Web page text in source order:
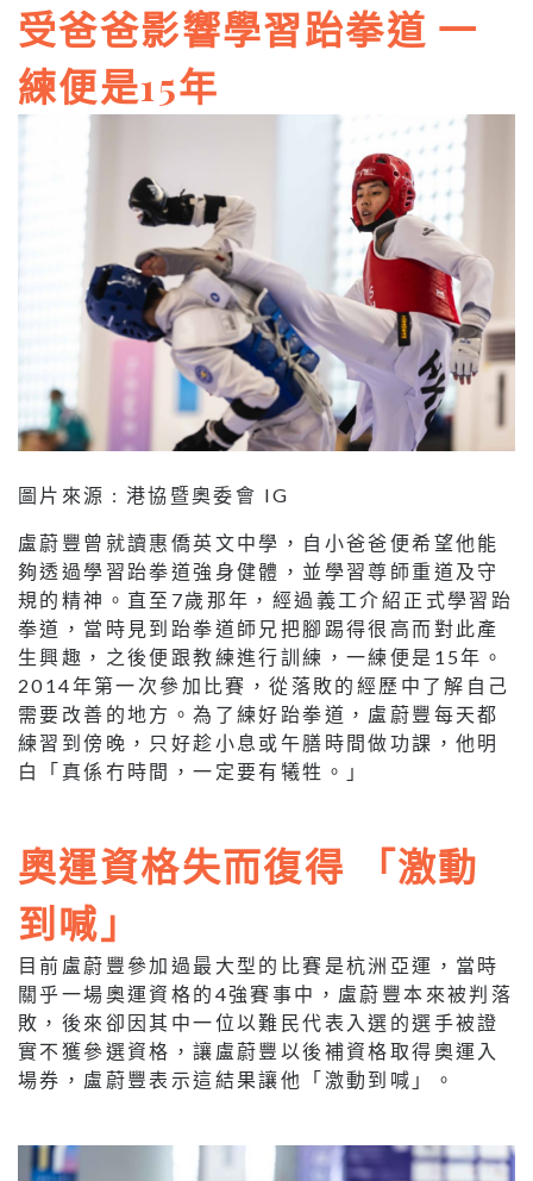
受爸爸影響學習跆拳道 一
練便是15年
圖片來源 : 港協暨奧委會 IG
盧蔚豐曾就讀惠僑英文中學，自小爸爸便希望他能
夠透過學習跆拳道強身健體，並學習尊師重道及守
規的精神。直至7歲那年，經過義工介紹正式學習跆
拳道，當時見到跆拳道師兄把腳踢得很高而對此產
生興趣，之後便跟教練進行訓練，一練便是15年。
2014年第一次參加比賽，從落敗的經歷中了解自己
需要改善的地方。為了練好跆拳道，盧蔚豐每天都
練習到傍晚，只好趁小息或午膳時間做功課，他明
白「真係冇時間，一定要有犧牲。」
奧運資格失而復得 「激動
到喊」
目前盧蔚豐參加過最大型的比賽是杭洲亞運，當時
關乎一場奧運資格的4強賽事中，盧蔚豐本來被判落
敗，後來卻因其中一位以難民代表入選的選手被證
實不獲參選資格，讓盧蔚豐以後補資格取得奧運入
場券，盧蔚豐表示這結果讓他「激動到喊」。